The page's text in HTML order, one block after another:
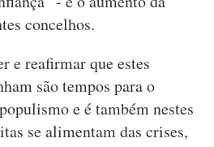
concelhos.
e reafirmar que estes
são tempos para o
e é também nestes
se alimentam das crises,